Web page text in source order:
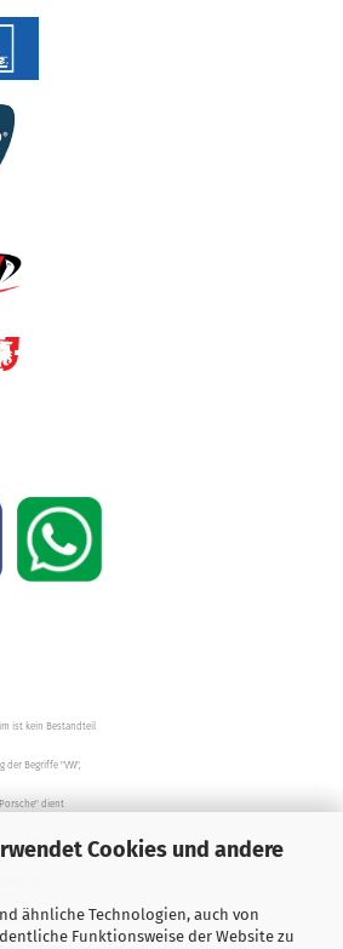
Cookies und andere
ähnliche Technologien, auch von
Funktionsweise der Website zu
ist kein Bestandteil
der Begriffe "VW",
dient
Fall eine direkte
her/da.
zur